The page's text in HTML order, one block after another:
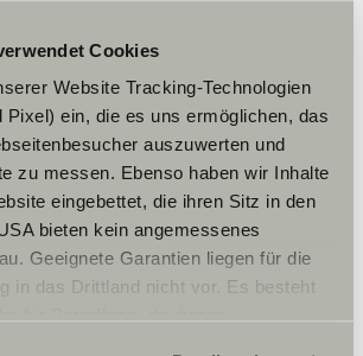
Cookies
Website Tracking-Technologien
Pixel) ein, die es uns ermöglichen, das
auszuwerten und
zu messen. Ebenso haben wir Inhalte
eingebettet, die ihren Sitz in den
bieten kein angemessenes
Geeignete Garantien liegen für die
in das Drittland nicht vor. Es besteht
d'ouverture
17.00
18.00